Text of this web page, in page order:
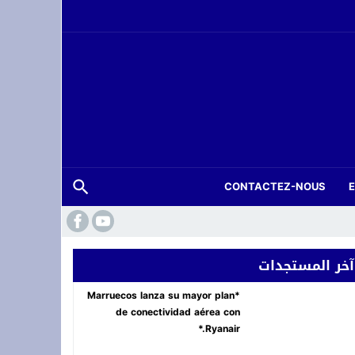
CONTACTEZ-NOUS
فعاليات “المزاد الدولي لمزارع إنتاج الصقور 2026”
شاب في العشرينات ينهي حياته شنقاً بدوار تلغونت
آخر المستجدات
*Marruecos lanza su mayor plan
de conectividad aérea con
Ryanair.*